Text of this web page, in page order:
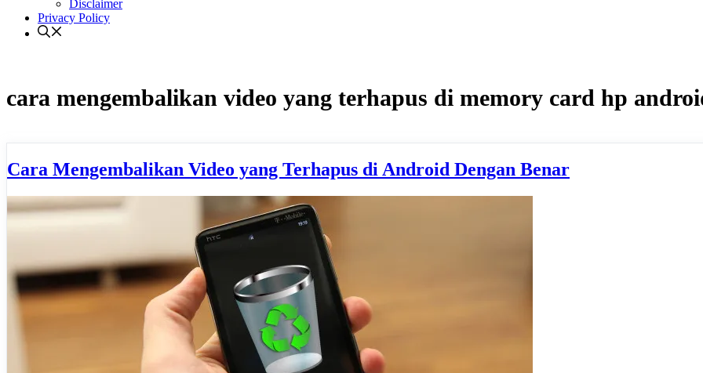
Disclaimer
Privacy Policy
cara mengembalikan video yang terhapus di memory card hp
Cara Mengembalikan Video yang Terhapus di Android Dengan Benar